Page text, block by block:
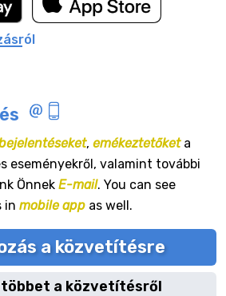
, emékeztetőketa
eseményekről, valamint további
Önnek E-mail. You can see
in mobile app as well.
a közvetítésre
többet a közvetítésről